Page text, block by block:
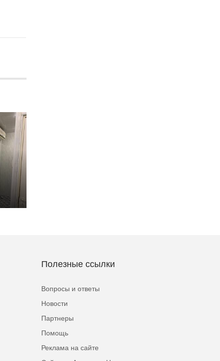
Полезные ссылки
Вопросы и ответы
Новости
Партнеры
Помощь
Реклама на сайте